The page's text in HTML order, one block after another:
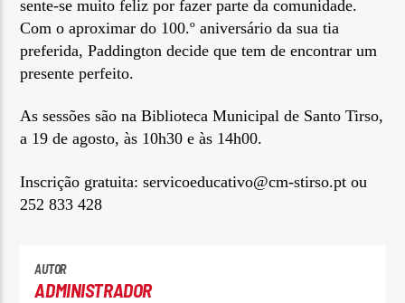
sente-se muito feliz por fazer parte da comunidade.
Com o aproximar do 100.º aniversário da sua tia
preferida, Paddington decide que tem de encontrar um
presente perfeito.
As sessões são na Biblioteca Municipal de Santo Tirso,
a 19 de agosto,às 10h30 e às 14h00.
Inscrição gratuita: servicoeducativo@cm-stirso.pt ou
252 833 428
AUTOR
ADMINISTRADOR